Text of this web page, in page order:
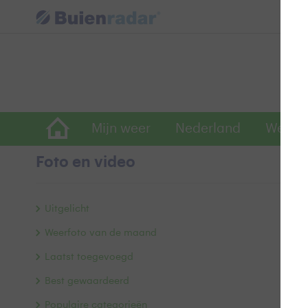
Mijn weer Nederland
Foto en video
Uitgelicht
Weerfoto van de maand
Laatst toegevoegd
Best gewaardeerd
Populaire categorieën